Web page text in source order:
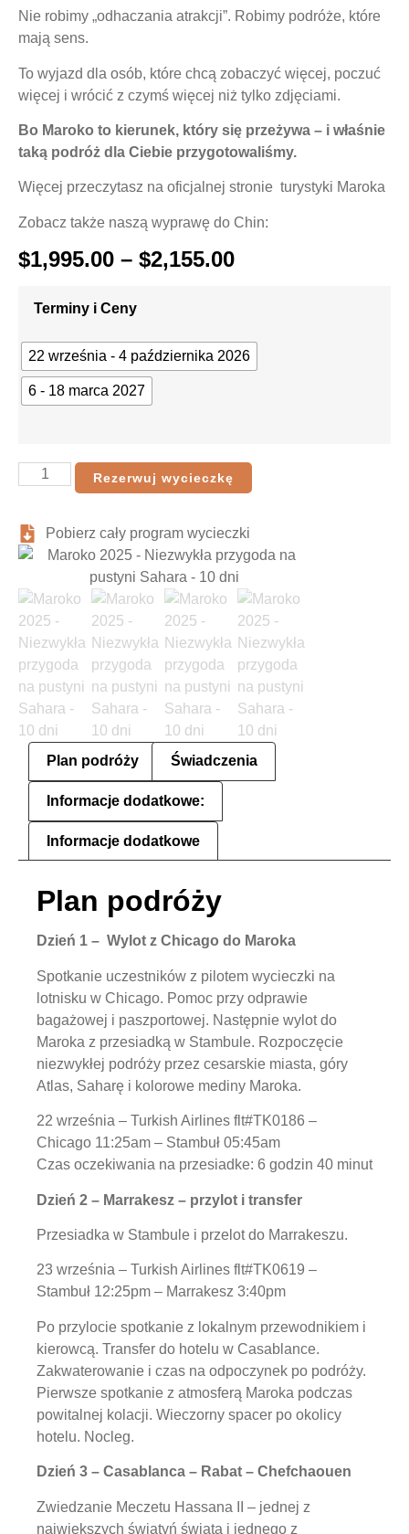
Nie robimy „odhaczania atrakcji”. Robimy podróże, które
mają sens.
To wyjazd dla osób, które chcą zobaczyć więcej, poczuć
więcej i wrócić z czymś więcej niż tylko zdjęciami.
Bo Maroko to kierunek, który się przeżywa – i właśnie
taką podróż dla Ciebie przygotowaliśmy.
Więcej przeczytasz na oficjalnej stronie turystyki Maroka
Zobacz także naszą wyprawę do Chin:
$1,995.00 – $2,155.00
Terminy i Ceny
22 września - 4 października 2026
6 - 18 marca 2027
Rezerwuj wycieczkę
Pobierz cały program wycieczki
Plan podróży Świadczenia
Informacje dodatkowe:
Informacje dodatkowe
Plan podróży
Dzień 1 – Wylot z Chicago do Maroka
Spotkanie uczestników z pilotem wycieczki na
lotnisku w Chicago. Pomoc przy odprawie
bagażowej i paszportowej. Następnie wylot do
Maroka z przesiadką w Stambule. Rozpoczęcie
niezwykłej podróży przez cesarskie miasta, góry
Atlas, Saharę i kolorowe mediny Maroka.
22 września – Turkish Airlines flt#TK0186 –
Chicago 11:25am – Stambuł 05:45am
Czas oczekiwania na przesiadke: 6 godzin 40 minut
Dzień 2 – Marrakesz – przylot i transfer
Przesiadka w Stambule i przelot do Marrakeszu.
23 września – Turkish Airlines flt#TK0619 –
Stambuł 12:25pm – Marrakesz 3:40pm
Po przylocie spotkanie z lokalnym przewodnikiem i
kierowcą. Transfer do hotelu w Casablance.
Zakwaterowanie i czas na odpoczynek po podróży.
Pierwsze spotkanie z atmosferą Maroka podczas
powitalnej kolacji. Wieczorny spacer po okolicy
hotelu. Nocleg.
Dzień 3 – Casablanca – Rabat – Chefchaouen
Zwiedzanie Meczetu Hassana II – jednej z
największych świątyń świata i jednego z